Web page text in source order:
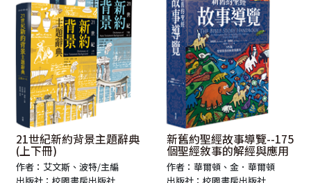
21世紀新約背景主題辭典
(上下冊)
作者：艾文斯、波特/主編
新舊約聖經故事導覽--175
個聖經敘事的解經與應用
作者：華爾頓、金．華爾頓